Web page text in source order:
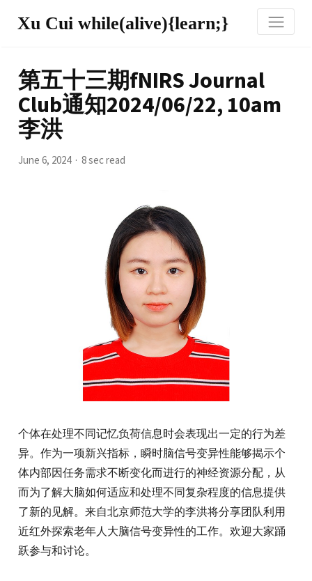
Xu Cui while(alive){learn;}
第五十三期fNIRS Journal
Club通知2024/06/22, 10am
李洪
June 6, 2024 8 sec read
个体在处理不同记忆负荷信息时会表现出一定的行为差
异。作为一项新兴指标，瞬时脑信号变异性能够揭示个
体内部因任务需求不断变化而进行的神经资源分配，从
而为了解大脑如何适应和处理不同复杂程度的信息提供
了新的见解。来自北京师范大学的李洪将分享团队利用
近红外探索老年人大脑信号变异性的工作。欢迎大家踊
跃参与和讨论。